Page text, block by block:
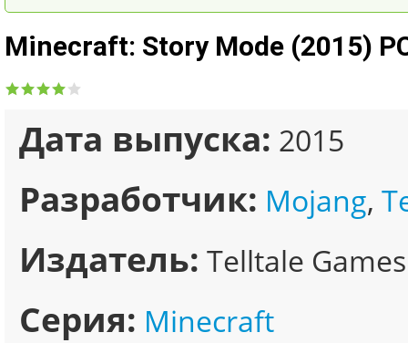
Minecraft: Story Mode (2015)
Дата выпуска: 2015
Разработчик: Mojang,
Издатель: Telltale Games
Серия: Minecraft